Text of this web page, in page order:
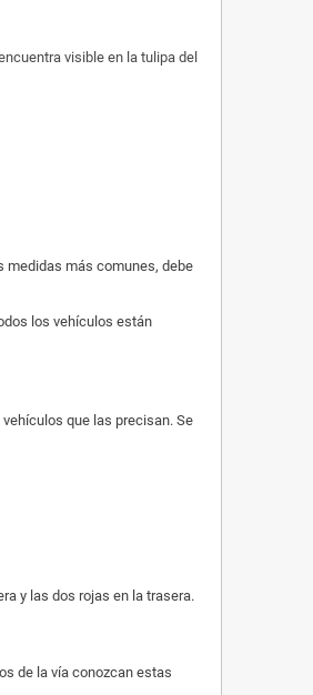
visible en la tulipa del
medidas más comunes, debe
los vehículos están
que las precisan. Se
y las dos rojas en la trasera.
de la vía conozcan estas